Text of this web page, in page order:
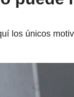
los únicos